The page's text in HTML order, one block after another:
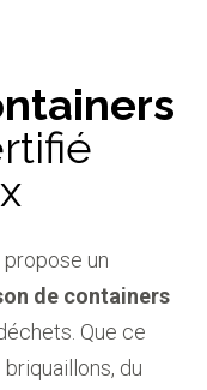
un
de containers
Que ce
briquaillons, du